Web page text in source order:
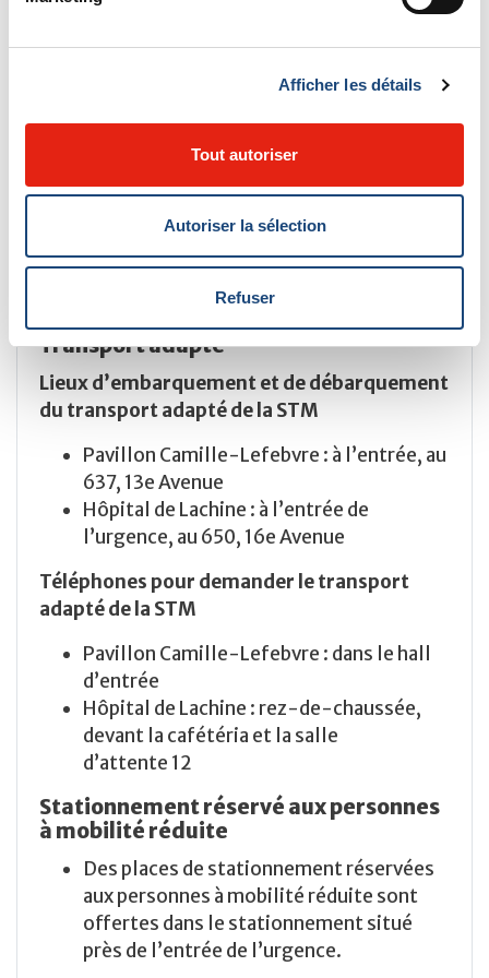
Afficher les détails
Tout autoriser
Autoriser la sélection
Refuser
handicapées.
En haut de la rue University, après
stationnement réservées aux
personnes handicapées. (Entrée :
pavillon L3, aile Nord)
Hôpital de Lachine
Transport adapté
Lieux d’embarquement et de débarquement
du transport adapté de la STM
Pavillon Camille-Lefebvre : à l’entrée, au
637, 13e Avenue
Hôpital de Lachine : à l’entrée de
l’urgence, au 650, 16e Avenue
Téléphones pour demander le transport
adapté de la STM
Pavillon Camille-Lefebvre : dans le hall
d’entrée
Hôpital de Lachine : rez-de-chaussée,
devant la cafétéria et la salle
d’attente 12
Stationnement réservé aux personnes
à mobilité réduite
Des places de stationnement réservées
aux personnes à mobilité réduite sont
offertes dans le stationnement situé
près de l’entrée de l’urgence.